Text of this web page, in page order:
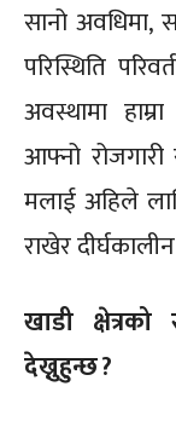
सानो अवधिमा,
परिस्थिति
अवस्थामा
आफ्नो
मलाई अहिले
राखेर
खाडी
देख्नुहुन्छ ?